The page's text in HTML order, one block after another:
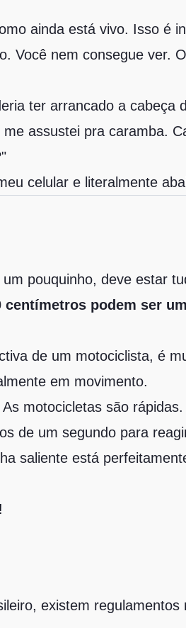
ainda está vivo. Isso é
Você nem consegue ver.
ter arrancado a cabeça
assustei pra caramba.
celular e literalmente
pouquinho, deve estar
podem ser
de um motociclista, é
em movimento.
As motocicletas são
de um segundo para
saliente está
existem regulamentos